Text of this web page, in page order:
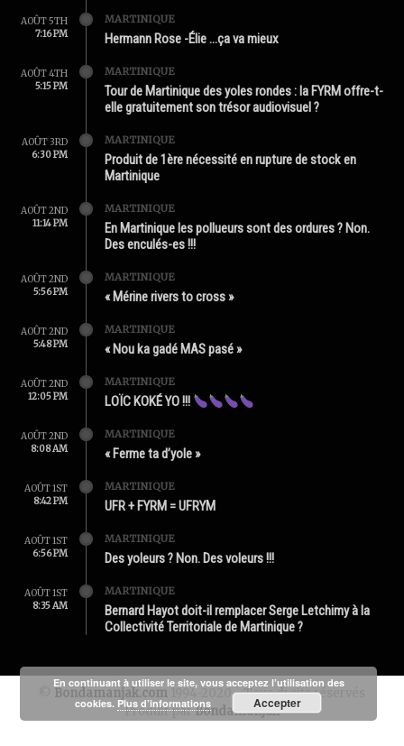
AOÛT 5TH
7:16 PM
MARTINIQUE
Hermann Rose -Élie …ça va mieux
AOÛT 4TH
5:15 PM
MARTINIQUE
Tour de Martinique des yoles rondes : la FYRM offre-t-
elle gratuitement son trésor audiovisuel ?
AOÛT 3RD
6:30 PM
MARTINIQUE
Produit de 1ère nécessité en rupture de stock en
Martinique
AOÛT 2ND
11:14 PM
MARTINIQUE
En Martinique les pollueurs sont des ordures ? Non.
Des enculés-es !!!
AOÛT 2ND
5:56 PM
MARTINIQUE
« Mérine rivers to cross »
AOÛT 2ND
5:48 PM
MARTINIQUE
« Nou ka gadé MAS pasé »
AOÛT 2ND
12:05 PM
MARTINIQUE
LOÏC KOKÉ YO !!!
AOÛT 2ND
8:08 AM
MARTINIQUE
« Ferme ta d’yole »
AOÛT 1ST
8:42 PM
MARTINIQUE
UFR + FYRM = UFRYM
AOÛT 1ST
6:56 PM
MARTINIQUE
Des yoleurs ? Non. Des voleurs !!!
AOÛT 1ST
8:35 AM
MARTINIQUE
Bernard Hayot doit-il remplacer Serge Letchimy à la
Collectivité Territoriale de Martinique ?
Bondamanjak.com 1994-2020 - Tous droits réservés
Produit parBondamanjak
En continuant à utiliser le site, vous acceptez l’utilisation des
cookies. Plus d’informations Accepter